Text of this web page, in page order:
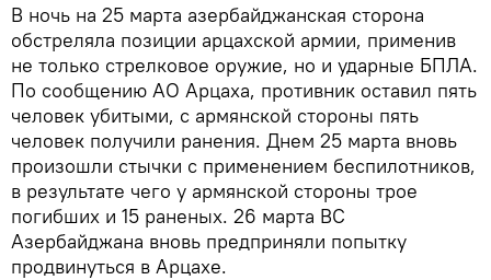
В ночь на 25 марта азербайджанская сторона
обстреляла позиции арцахской армии, применив
не только стрелковое оружие, но и ударные БПЛА.
По сообщению АО Арцаха, противник оставил пять
человек убитыми, с армянской стороны пять
человек получили ранения. Днем 25 марта вновь
произошли стычки с применением беспилотников,
в результате чего у армянской стороны трое
погибших и 15 раненых. 26 марта ВС
Азербайджана вновь предприняли попытку
продвинуться в Арцахе.